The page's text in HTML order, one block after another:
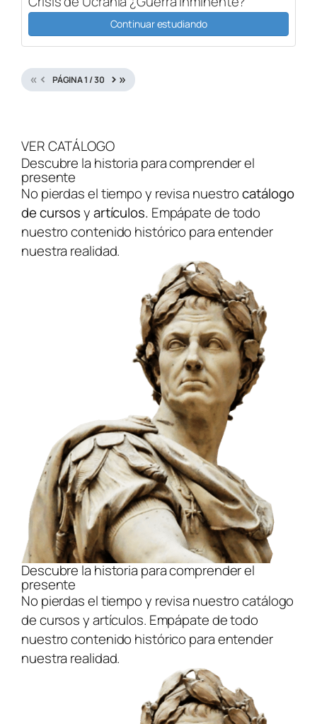
Continuar estudiando
« ‹ › »
PÁGINA1/30
VER CATÁLOGO
Descubre la historia para comprender el
presente
No pierdas el tiempo y revisa nuestrocatálogo
de cursosyartículos. Empápate de todo
nuestro contenido histórico para entender
nuestra realidad.
Descubre la historia para comprender el
presente
No pierdas el tiempo y revisa nuestro catálogo
de cursos y artículos. Empápate de todo
nuestro contenido histórico para entender
nuestra realidad.